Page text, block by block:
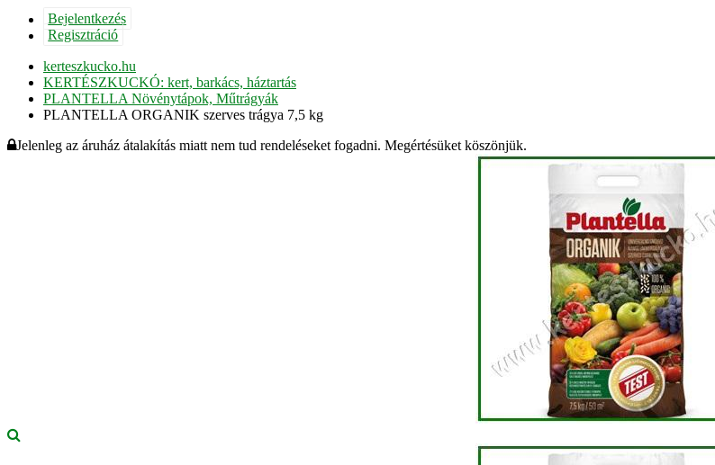
Bejelentkezés
Regisztráció
kerteszkucko.hu
KERTÉSZKUCKÓ: kert, barkács, háztartás
PLANTELLA Növénytápok, Műtrágyák
PLANTELLA ORGANIK szerves trágya 7,5 kg
Jelenleg az áruház átalakítás miatt nem tud rendeléseket fogadni. Megértésüket köszönjük.